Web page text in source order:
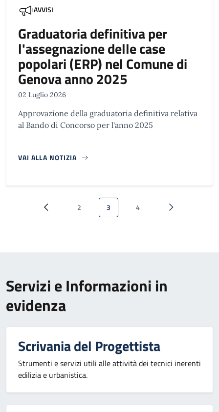
AVVISI
Graduatoria definitiva per
l'assegnazione delle case
popolari (ERP) nel Comune di
Genova anno 2025
02 Luglio 2026
Approvazione della graduatoria definitiva relativa
al Bando di Concorso per l'anno 2025
VAI ALLA NOTIZIA
Paginazione
Pagina precedente
Pagina
2 Pagina attuale
3 Pagina
4 Pagina
Servizi e Informazioni in
evidenza
Scrivania del Progettista
Strumenti e servizi utili alle attività dei tecnici inerenti
edilizia e urbanistica.